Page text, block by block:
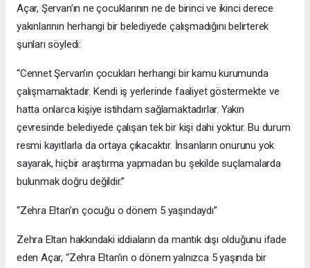
Açar, Şervan’ın ne çocuklarının ne de birinci ve ikinci derece
yakınlarının herhangi bir belediyede çalışmadığını belirterek
şunları söyledi:
“Cennet Şervan’ın çocukları herhangi bir kamu kurumunda
çalışmamaktadır. Kendi iş yerlerinde faaliyet göstermekte ve
hatta onlarca kişiye istihdam sağlamaktadırlar. Yakın
çevresinde belediyede çalışan tek bir kişi dahi yoktur. Bu durum
resmi kayıtlarla da ortaya çıkacaktır. İnsanların onurunu yok
sayarak, hiçbir araştırma yapmadan bu şekilde suçlamalarda
bulunmak doğru değildir.”
“Zehra Eltan’ın çocuğu o dönem 5 yaşındaydı”
Zehra Eltan hakkındaki iddiaların da mantık dışı olduğunu ifade
eden Açar, “Zehra Eltan’ın o dönem yalnızca 5 yaşında bir